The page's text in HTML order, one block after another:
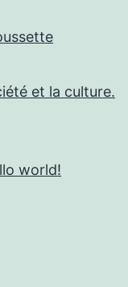
et la culture.
world!